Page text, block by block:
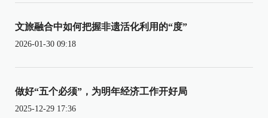
文旅融合中如何把握非遗活化利用的“度”
2026-01-30 09:18
做好“五个必须”，为明年经济工作开好局
2025-12-29 17:36